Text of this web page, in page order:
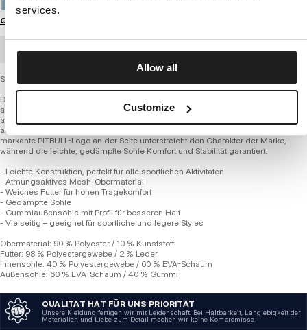
services.
Allow all
Customize
Größenratgeber
GROSSHANDELSBESTELLUNG
Schuhe ROSCOE
Diese modernen schwarzen Sneaker verbinden ein sportliches Design mit
außergewöhnlichem Komfort beim Training. Das Obermaterial besteht aus
atmungsaktivem Mesh mit synthetischer Verstärkung, was Komfort und
ausreichende Belüftung bei jeder körperlichen Aktivität gewährleistet. Das
markante PITBULL-Logo an der Seite unterstreicht den Charakter der Marke,
während die leichte, gedämpfte Sohle Komfort und Stabilität garantiert.
- Leichte Konstruktion, perfekt für alle sportlichen Aktivitäten
- Atmungsaktives Mesh-Obermaterial
- Weiches Futter für hohen Tragekomfort
- Gedämpfte Sohle
- Gummiaußensohle mit Profil für besseren Halt
- Vielseitig – geeignet für sportliche und legere Styles
Obermaterial: 90 % Polyester / 10 % Kunststoff
Futter: 98 % Polyestergewebe / 2 % Leder
Innensohle: 40 % Polyestergewebe / 60 % EVA-Schaum
Außensohle: 60 % EVA-Schaum / 40 % Gummi
QUALITÄT HAT FÜR UNS PRIORITÄT
Unsere Kleidung fertigen wir mit Leidenschaft. Bei Haltbarkeit, Langlebigkeit der
Materialien und Liebe zum Detail machen wir keine Kompromisse.